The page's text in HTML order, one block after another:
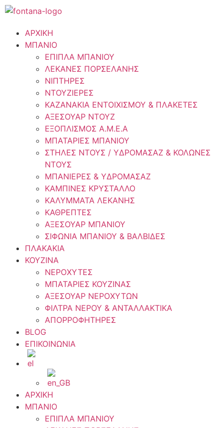
ΑΡΧΙΚΗ
ΜΠΑΝΙΟ
ΕΠΙΠΛΑ ΜΠΑΝΙΟΥ
ΛΕΚΑΝΕΣ ΠΟΡΣΕΛΑΝΗΣ
ΝΙΠΤΗΡΕΣ
ΝΤΟΥΖΙΕΡΕΣ
ΚΑΖΑΝΑΚΙΑ ΕΝΤΟΙΧΙΣΜΟΥ & ΠΛΑΚΕΤΕΣ
ΑΞΕΣΟΥΑΡ ΝΤΟΥΖ
ΕΞΟΠΛΙΣΜΟΣ Α.Μ.Ε.Α
ΜΠΑΤΑΡΙΕΣ ΜΠΑΝΙΟΥ
ΣΤΗΛΕΣ ΝΤΟΥΣ / ΥΔΡΟΜΑΣΑΖ & ΚΟΛΩΝΕΣ
ΝΤΟΥΣ
ΜΠΑΝΙΕΡΕΣ & ΥΔΡΟΜΑΣΑΖ
ΚΑΜΠΙΝΕΣ ΚΡΥΣΤΑΛΛΟ
ΚΑΛΥΜΜΑΤΑ ΛΕΚΑΝΗΣ
ΚΑΘΡΕΠΤΕΣ
ΑΞΕΣΟΥΑΡ ΜΠΑΝΙΟΥ
ΣΙΦΩΝΙΑ ΜΠΑΝΙΟΥ & ΒΑΛΒΙΔΕΣ
ΠΛΑΚΑΚΙΑ
ΚΟΥΖΙΝΑ
ΝΕΡΟΧΥΤΕΣ
ΜΠΑΤΑΡΙΕΣ ΚΟΥΖΙΝΑΣ
ΑΞΕΣΟΥΑΡ ΝΕΡΟΧΥΤΩΝ
ΦΙΛΤΡΑ ΝΕΡΟΥ & ΑΝΤΑΛΛΑΚΤΙΚΑ
ΑΠΟΡΡΟΦΗΤΗΡΕΣ
BLOG
ΕΠΙΚΟΙΝΩΝΙΑ
ΑΡΧΙΚΗ
ΜΠΑΝΙΟ
ΕΠΙΠΛΑ ΜΠΑΝΙΟΥ